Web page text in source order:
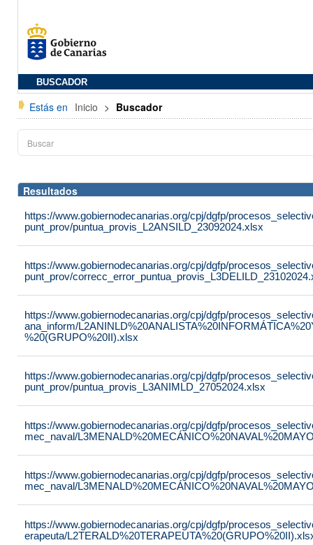
BUSCADOR
Estás en Inicio > Buscador
Resultados
https://www.gobiernodecanarias.org/cpj/dgfp/
punt_prov/puntua_provis_L2ANSILD_23092024.xlsx
https://www.gobiernodecanarias.org/cpj/dgfp/
punt_prov/
https://www.gobiernodecanarias.org/cpj/dgfp/
ana_inform/
%20(GRUPO%20II).xlsx
https://www.gobiernodecanarias.org/cpj/dgfp/
punt_prov/puntua_provis_L3ANIMLD_27052024.xlsx
https://www.gobiernodecanarias.org/cpj/dgfp/
mec_naval/
https://www.gobiernodecanarias.org/cpj/dgfp/
mec_naval/
https://www.gobiernodecanarias.org/cpj/dgfp/
erapeuta/